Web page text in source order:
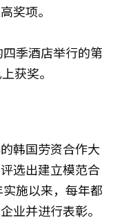
奖项。
季酒店举行的第
获奖。
韩国劳资合作大
选出建立模范合
施以来，每年都
业并进行表彰。